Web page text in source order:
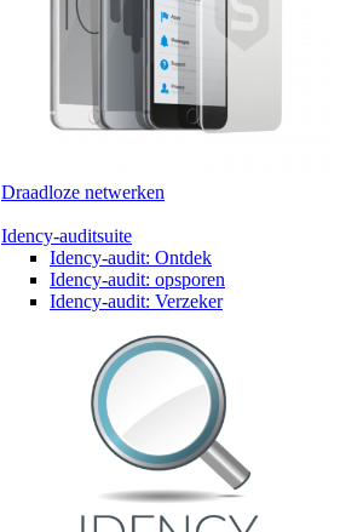
Draadloze netwerken
Idency-auditsuite
Idency-audit: Ontdek
Idency-audit: opsporen
Idency-audit: Verzeker